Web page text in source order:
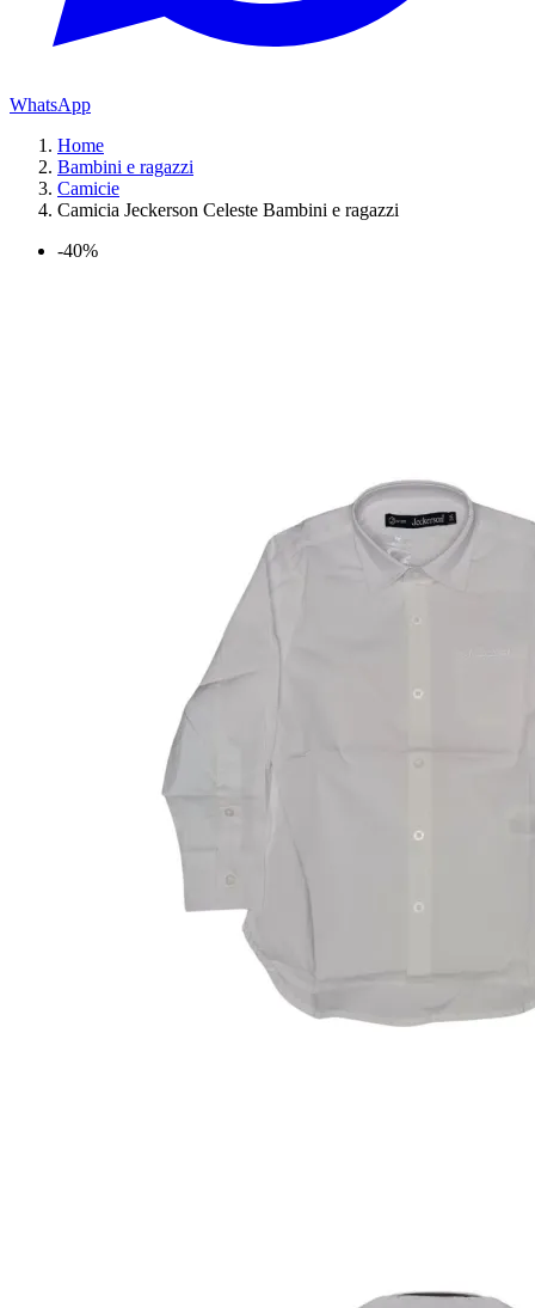
WhatsApp
Home
Bambini e ragazzi
Camicie
Camicia Jeckerson Celeste Bambini e ragazzi
-40%